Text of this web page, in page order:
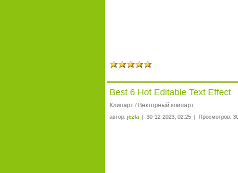
Best 6 Hot Editable Text Effect
Клипарт / Векторный клипарт
автор: jezla | 30-12-2023, 02:25 | Просмотров: